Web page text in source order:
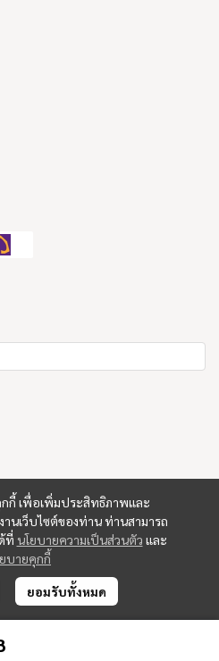
กกี้ เพื่อเพิ่มประสิทธิภาพและ
นเว็บไซต์ของท่าน ท่านสามารถ
ที่ นโยบายความเป็นส่วนตัว และ
บายคุกกี้
ยอมรับทั้งหมด